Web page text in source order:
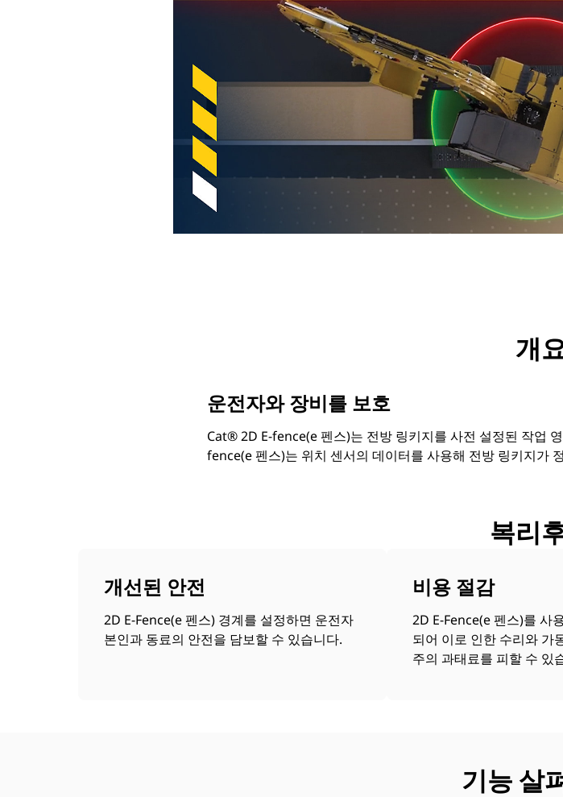
개
운전자와 장비를 보호
Cat® 2D E-fence(e 펜스)는 전방 링키지를 사전 설정된 작업
fence(e 펜스)는 위치 센서의 데이터를 사용해 전방 링키지가
복리
개선된 안전
2D E-Fence(e 펜스) 경계를 설정하면 운전자
본인과 동료의 안전을 담보할 수 있습니다.
비용 절감
2D E-Fence(e 펜스)를 사
되어 이로 인한 수리와 가
주의 과태료를 피할 수 있
기능 살